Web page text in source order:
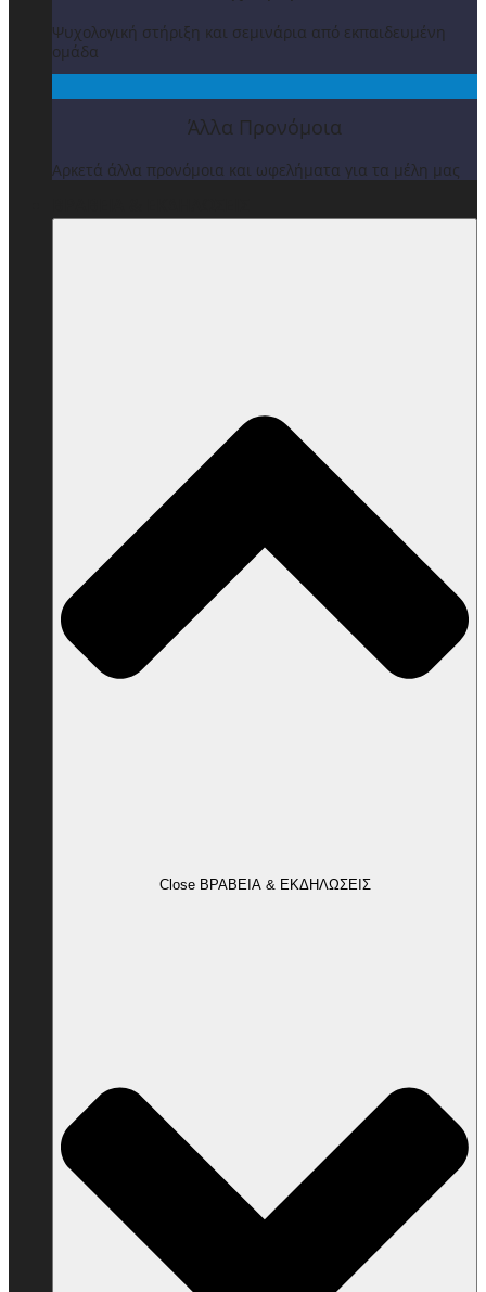
Ψυχολογική στήριξη και σεμινάρια από εκπαιδευμένη
ομάδα
Άλλα Προνόμοια
Αρκετά άλλα προνόμοια και ωφελήματα για τα μέλη μας
Close ΒΡΑΒΕΙΑ & ΕΚΔΗΛΩΣΕΙΣ